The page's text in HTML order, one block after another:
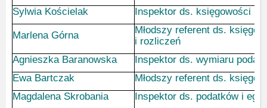
Sylwia Kościelak
Inspektor ds. księgowości
Marlena Górna
Młodszy referent ds.
i rozliczeń
Agnieszka Baranowska
Inspektor ds. wymiaru
Ewa Bartczak
Młodszy referent ds.
Magdalena Skrobania
Inspektor ds. podatków i